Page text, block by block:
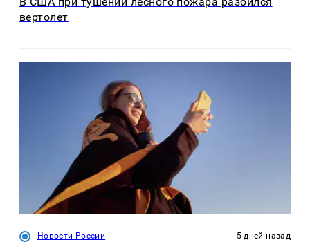
вертолет
Новости России 5 дней назад